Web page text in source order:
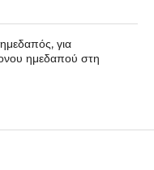
για
ημεδαπού στη